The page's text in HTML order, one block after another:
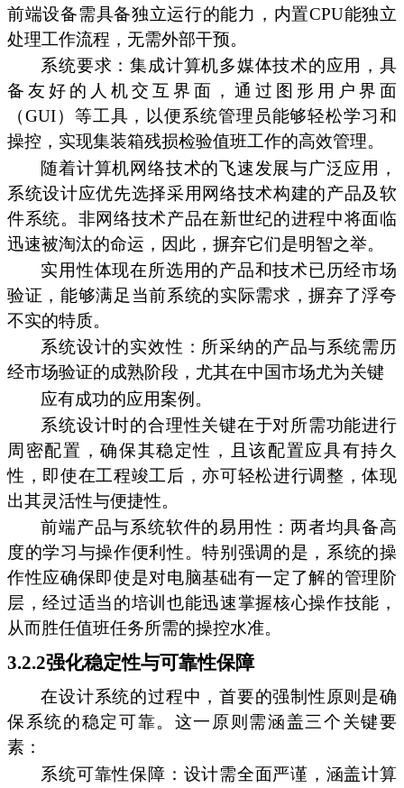
前端设备需具备独立运行的能力，内置CPU能独立
处理工作流程，无需外部干预。
系统要求：集成计算机多媒体技术的应用，具
备友好的人机交互界面，通过图形用户界面
（GUI）等工具，以便系统管理员能够轻松学习和
操控，实现集装箱残损检验值班工作的高效管理。
随着计算机网络技术的飞速发展与广泛应用，
系统设计应优先选择采用网络技术构建的产品及软
件系统。非网络技术产品在新世纪的进程中将面临
迅速被淘汰的命运，因此，摒弃它们是明智之举。
实用性体现在所选用的产品和技术已历经市场
验证，能够满足当前系统的实际需求，摒弃了浮夸
不实的特质。
系统设计的实效性：所采纳的产品与系统需历
经市场验证的成熟阶段，尤其在中国市场尤为关键
应有成功的应用案例。
系统设计时的合理性关键在于对所需功能进行
周密配置，确保其稳定性，且该配置应具有持久
性，即使在工程竣工后，亦可轻松进行调整，体现
出其灵活性与便捷性。
前端产品与系统软件的易用性：两者均具备高
度的学习与操作便利性。特别强调的是，系统的操
作性应确保即使是对电脑基础有一定了解的管理阶
层，经过适当的培训也能迅速掌握核心操作技能，
从而胜任值班任务所需的操控水准。
3.2.2强化稳定性与可靠性保障
在设计系统的过程中，首要的强制性原则是确
保系统的稳定可靠。这一原则需涵盖三个关键要
素：
系统可靠性保障：设计需全面严谨，涵盖计算